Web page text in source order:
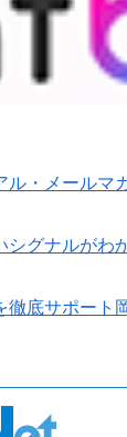
ル・メールマ
シグナルがわ
徹底サポート